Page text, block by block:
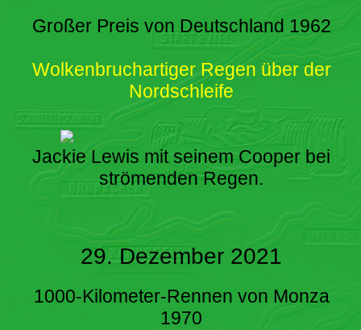
Großer Preis von Deutschland 1962
Wolkenbruchartiger Regen über der
Nordschleife
Jackie Lewis mit seinem Cooper bei
strömenden Regen.
29. Dezember 2021
1000-Kilometer-Rennen von Monza
1970